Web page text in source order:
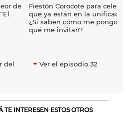
de
Fiestón Corocote para
que ya están en la
¿Si saben cómo me pongo,
qué me invitan?
del
Ver el episodio 32
TE INTERESEN ESTOS OTROS